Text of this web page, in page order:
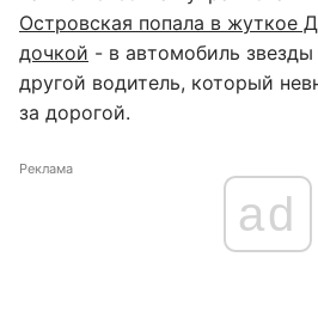
Островская попала в жуткое
дочкой - в автомобиль звезды
другой водитель, который
за дорогой.
Реклама
ad